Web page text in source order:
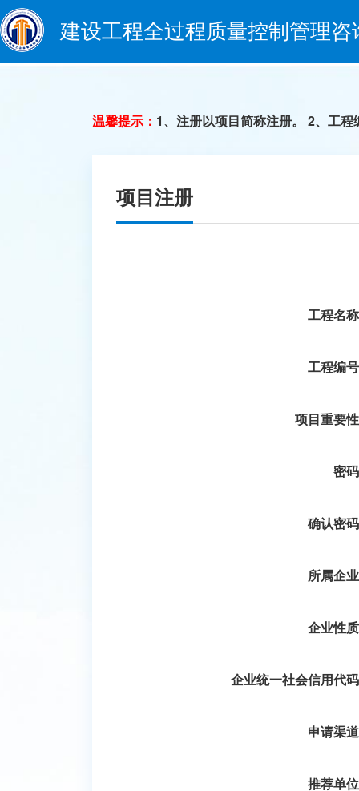
建设工程全过程质量控制管理
温馨提示： 1、注册以项目简称注册。 2、工
项目注册
工程名
工程编
项目重要
密
确认密
所属企
企业性
企业统一社会信用代
申请渠
推荐单